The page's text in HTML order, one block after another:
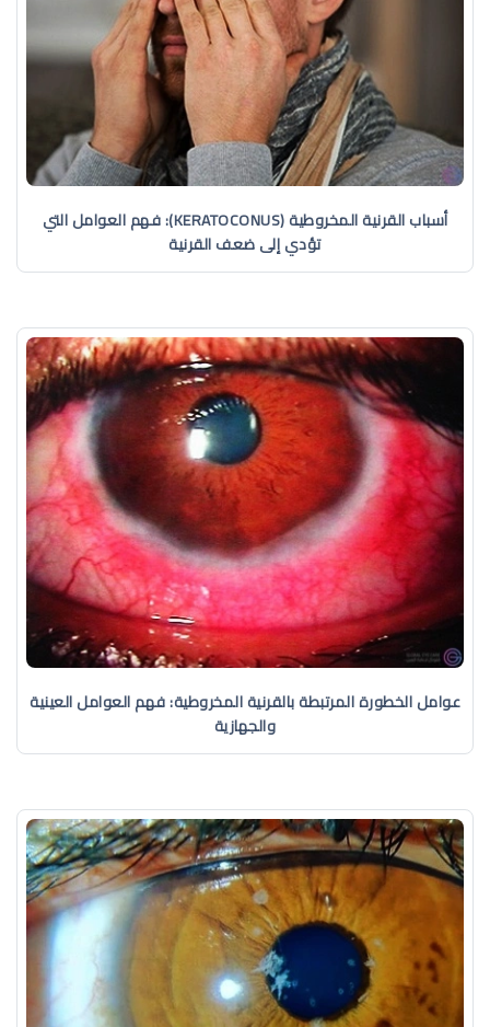
أسباب القرنية المخروطية (KERATOCONUS): فهم العوامل التي
تؤدي إلى ضعف القرنية
عوامل الخطورة المرتبطة بالقرنية المخروطية: فهم العوامل العينية
والجهازية